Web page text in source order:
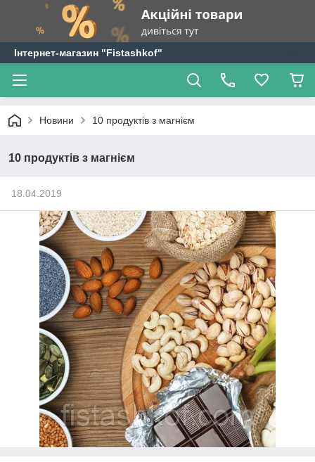
Інтернет-магазин "Fistashkof"
Новини 10 продуктів з магнієм
10 продуктів з магнієм
18.04.2019